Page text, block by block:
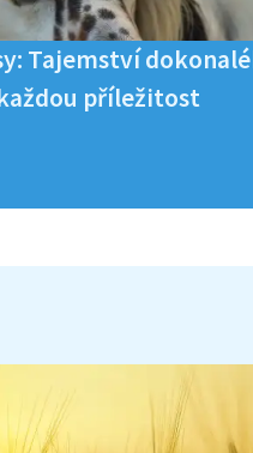
Tajemství
příležitost